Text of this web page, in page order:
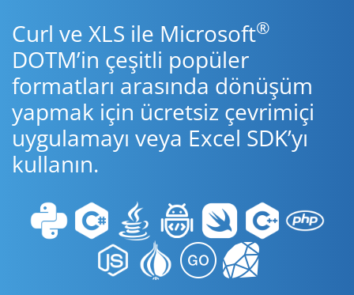
Curl ve XLS ile Microsoft®
DOTM’in çeşitli popüler
formatları arasında dönüşüm
yapmak için ücretsiz çevrimiçi
uygulamayı veya Excel SDK’yı
kullanın.